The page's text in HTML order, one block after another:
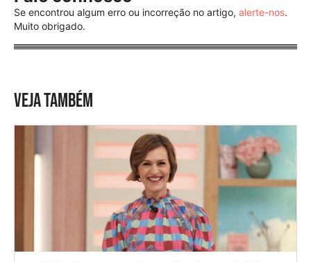
Se encontrou algum erro ou incorreção no artigo, alerte-nos.
Muito obrigado.
VEJA TAMBÉM